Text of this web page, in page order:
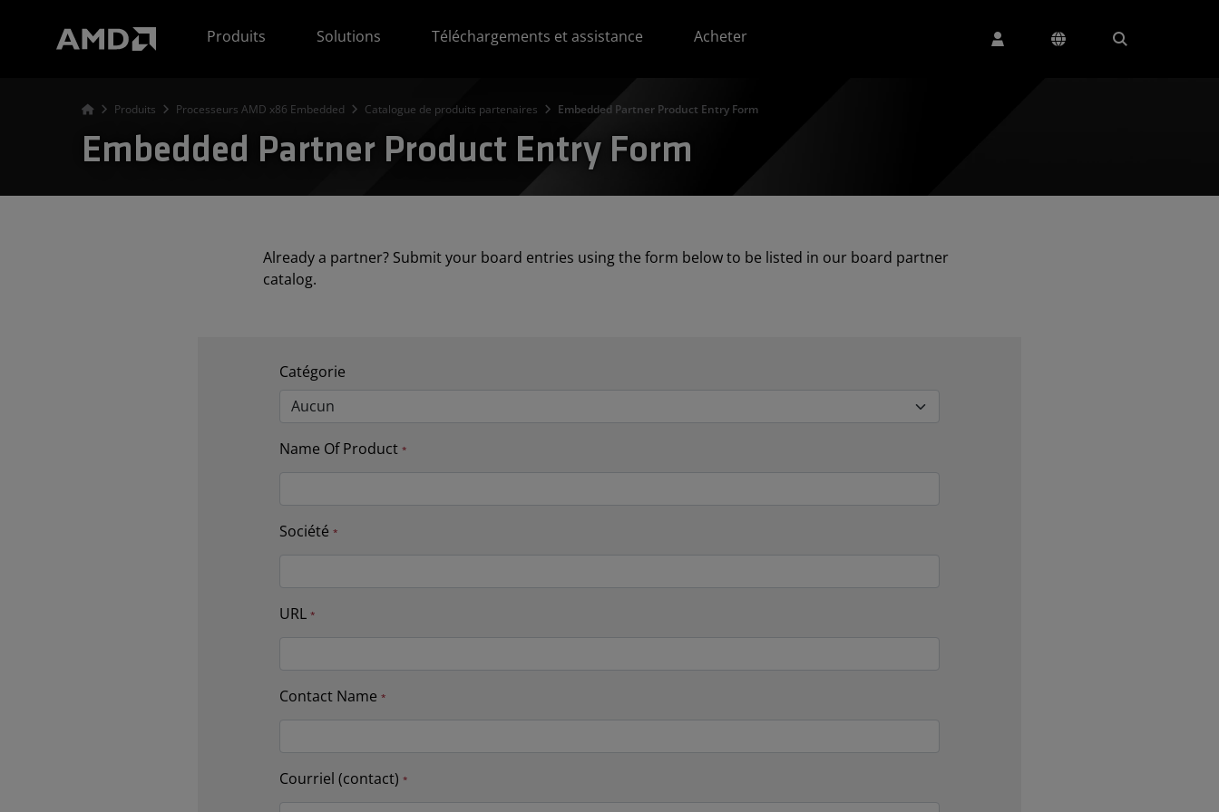
Produits
Solutions Téléchargements et assistance Acheter
Produits Processeurs AMD x86 Embedded Catalogue de produits partenaires Embedded Partner Product Entry Form
Embedded Partner Product Entry Form
Already a partner? Submit your board entries using the form below to be listed in our board partner
catalog.
Catégorie
Name Of Product
Société
URL
Contact Name
Courriel (contact)